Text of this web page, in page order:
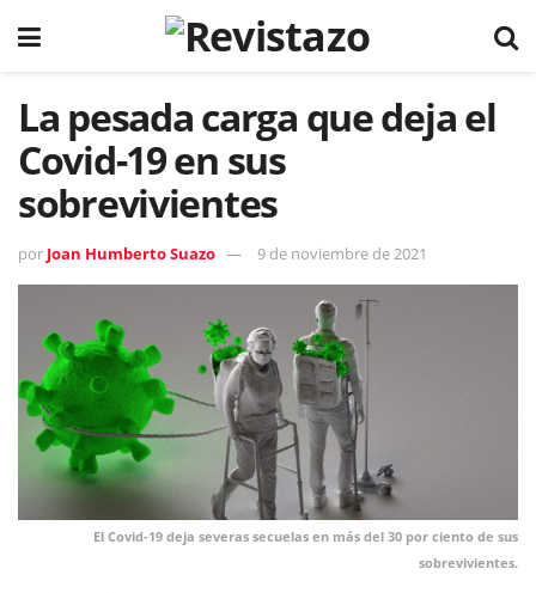
La pesada carga que deja el
Covid-19 en sus
sobrevivientes
por Joan Humberto Suazo 9 de noviembre de 2021
El Covid-19 deja severas secuelas en más del 30 por ciento de sus
sobrevivientes.